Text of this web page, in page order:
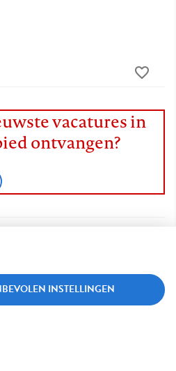
vacatures in
ontvangen?
VACATURES
INSTELLINGEN